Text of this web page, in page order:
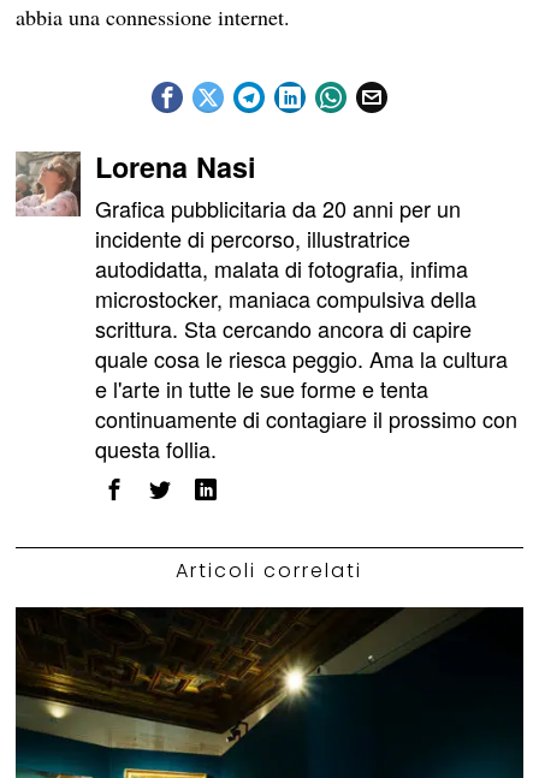
abbia una connessione internet.
Lorena Nasi
Grafica pubblicitaria da 20 anni per un
incidente di percorso, illustratrice
autodidatta, malata di fotografia, infima
microstocker, maniaca compulsiva della
scrittura. Sta cercando ancora di capire
quale cosa le riesca peggio. Ama la cultura
e l'arte in tutte le sue forme e tenta
continuamente di contagiare il prossimo con
questa follia.
Articoli correlati